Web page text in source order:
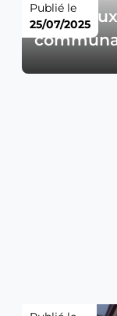
Vente
Publié le
25/07/2025